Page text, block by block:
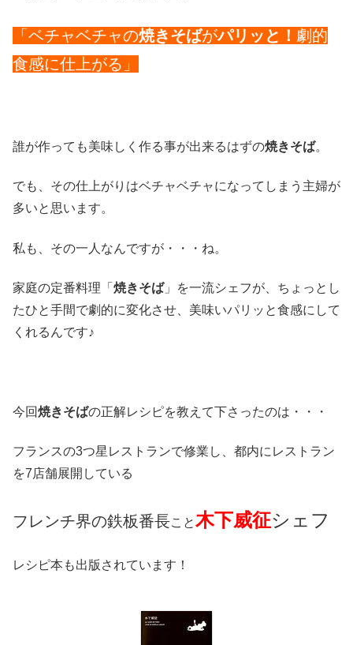
「ベチャベチャの焼きそばがパリッと！ 劇的
食感に仕上がる」
誰が作っても美味しく作る事が出来るはずの焼きそば。
でも、その仕上がりはベチャベチャになってしまう主婦が
多いと思います。
私も、その一人なんですが・・・ね。
家庭の定番料理「 焼きそば」を一流シェフが、ちょっとし
たひと手間で劇的に変化させ、美味いパリッと食感にして
くれるんです♪
今回焼きそばの正解レシピを教えて下さったのは・・・
フランスの3つ星レストランで修業し、都内にレストラン
を7店舗展開している
フレンチ界の鉄板番長こと木下威征シェフ
レシピ本も出版されています！